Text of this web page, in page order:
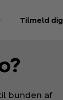
Tilmeld dig
bunden af